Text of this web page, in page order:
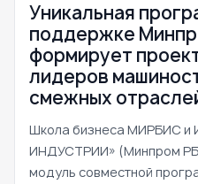
Уникальная
поддержке
формирует
лидеров
смежных
Школа бизнеса МИРБИС
ИНДУСТРИИ» (Минпром
модуль совместной